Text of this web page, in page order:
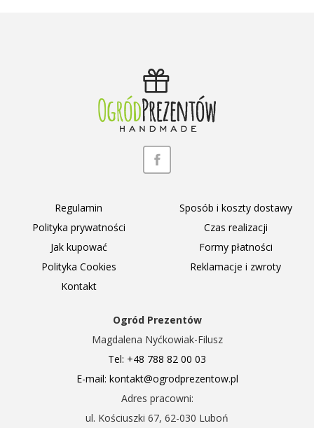
Regulamin
Polityka prywatności
Jak kupować
Polityka Cookies
Kontakt
Sposób i koszty dostawy
Czas realizacji
Formy płatności
Reklamacje i zwroty
Ogród Prezentów
Magdalena Nyćkowiak-Filusz
Tel: +48 788 82 00 03
E-mail: kontakt@ogrodprezentow.pl
Adres pracowni:
ul. Kościuszki 67, 62-030 Luboń